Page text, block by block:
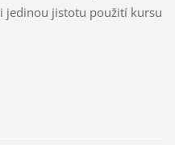
jedinou jistotu použití kursu